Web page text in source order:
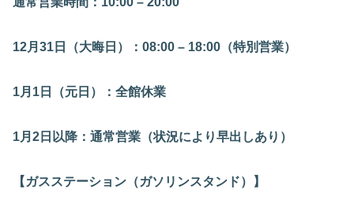
12月31日（大晦日）：08:00 – 18:00（特別営業）
1月1日（元日）：全館休業
1月2日以降：通常営業（状況により早出しあり）
【ガスステーション（ガソリンスタンド）】